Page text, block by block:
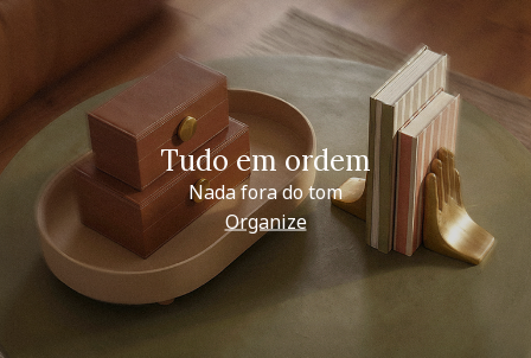
Tudo em ordem
Nada fora do tom
Organize